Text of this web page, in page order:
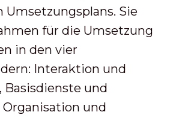
Umsetzungsplans. Sie
für die Umsetzung
in den vier
Interaktion und
Basisdienste und
und